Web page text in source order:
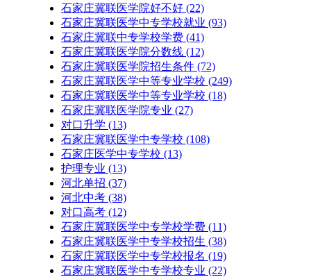
石家庄冀联医学院好不好 (22)
石家庄冀联医学中专学校就业 (93)
石家庄冀联中专学校学费 (41)
石家庄冀联医学院分数线 (12)
石家庄冀联医学院招生条件 (72)
石家庄冀联医学中等专业学校 (249)
石家庄冀联医学中等专业学校​ (18)
石家庄冀联医学院专业 (27)
对口升学 (13)
石家庄冀联医学中专学校 (108)
石家庄医学中专学校 (13)
护理专业 (13)
河北单招 (37)
河北中考 (38)
对口高考 (12)
石家庄冀联医学中专学校学费 (11)
石家庄冀联医学中专学校招生 (38)
石家庄冀联医学中专学校报名 (19)
石家庄冀联医学中专学校专业 (22)